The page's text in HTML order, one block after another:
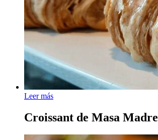
Leer más
Croissant de Masa Madre